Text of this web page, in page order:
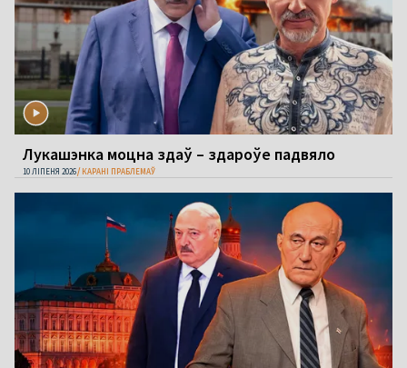
Лукашэнка моцна здаў – здароўе падвяло
10 ЛІПЕНЯ 2026 КАРАНІ ПРАБЛЕМАЎ